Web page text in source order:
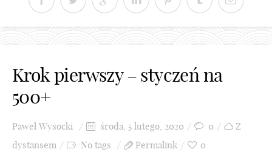
Krok pierwszy – styczeń na
500+
Paweł Wysocki środa, 5 lutego, 2020 0
Z
dystansem
No tags Permalink 0